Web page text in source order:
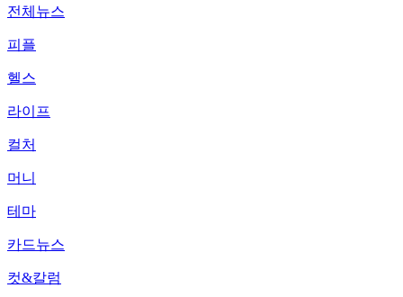
전체뉴스
피플
헬스
라이프
컬처
머니
테마
카드뉴스
컷&칼럼